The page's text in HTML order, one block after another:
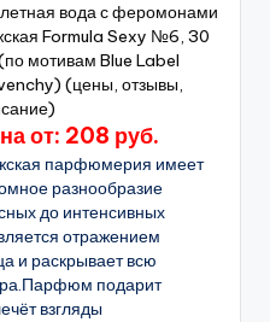
вода с феромонами
Formula Sexy №6, 30
мотивам Blue Label
(цены, отзывы,
от: 208 руб.
парфюмерия имеет
разнообразие
до интенсивных
отражением
и раскрывает всю
подарит
взгляды